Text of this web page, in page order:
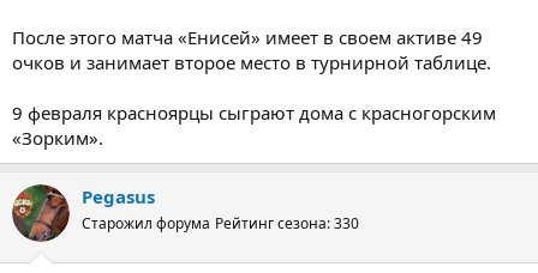
После этого матча «Енисей» имеет в своем активе 49
очков и занимает второе место в турнирной таблице.
9 февраля красноярцы сыграют дома с красногорским
«Зорким».
Pegasus
Старожил форума Рейтинг сезона: 330